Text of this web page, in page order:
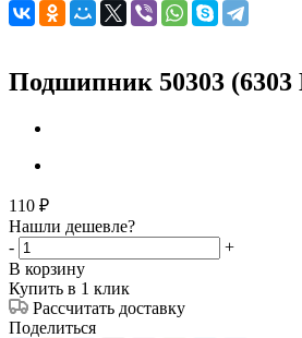
Подшипник 50303 (6303
110 ₽
Нашли дешевле?
-
+
В корзину
Купить в 1 клик
Рассчитать доставку
Поделиться